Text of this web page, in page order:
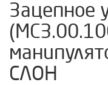
Зацепное
СЛОН